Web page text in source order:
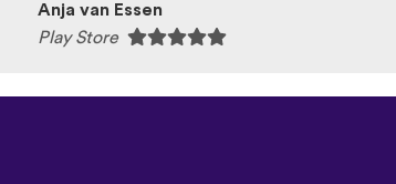
Anja van Essen
Play Store